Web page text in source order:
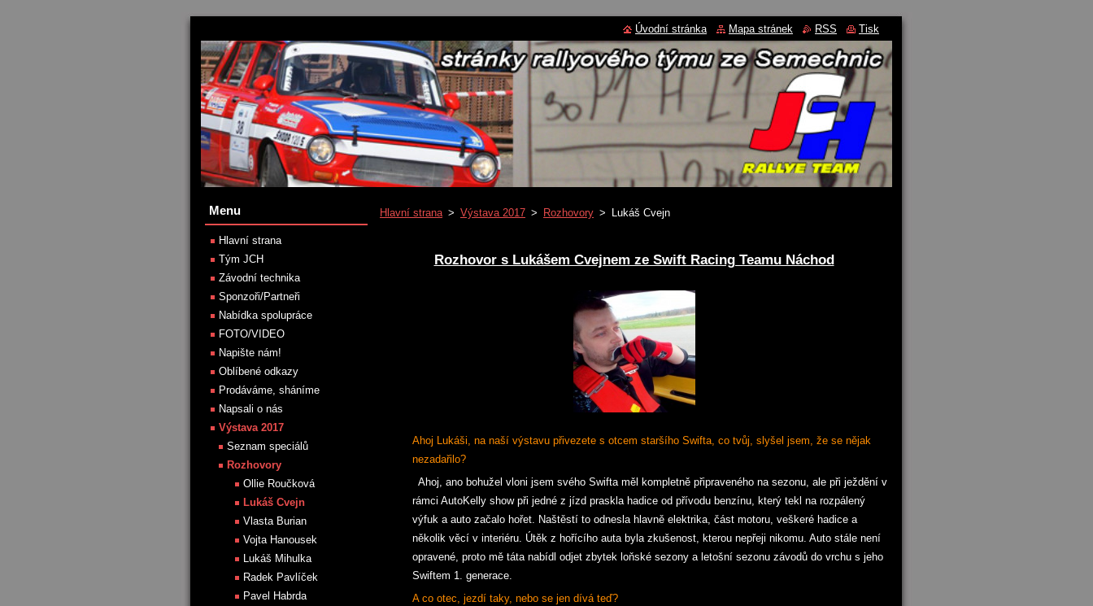
Hlavní strana > Výstava 2017 > Rozhovory > Lukáš Cvejn
Rozhovor s Lukášem Cvejnem ze Swift Racing Teamu Náchod
Ahoj Lukáši, na naší výstavu přivezete s otcem staršího Swifta, co tvůj, slyšel jsem, že se nějak
nezadařilo?
Ahoj, ano bohužel vloni jsem svého Swifta měl kompletně připraveného na sezonu, ale při ježdění v
rámci AutoKelly show při jedné z jízd praskla hadice od přívodu benzínu, který tekl na rozpálený
výfuk a auto začalo hořet. Naštěstí to odnesla hlavně elektrika, část motoru, veškeré hadice a
několik věcí v interiéru. Útěk z hořícího auta byla zkušenost, kterou nepřeji nikomu. Auto stále není
opravené, proto mě táta nabídl odjet zbytek loňské sezony a letošní sezonu závodů do vrchu s jeho
Swiftem 1. generace.
A co otec, jezdí taky, nebo se jen dívá teď?
Menu
Hlavní strana
Tým JCH
Závodní technika
Sponzoři/Partneři
Nabídka spolupráce
FOTO/VIDEO
Napište nám!
Oblíbené odkazy
Prodáváme, sháníme
Napsali o nás
Výstava 2017
Seznam speciálů
Rozhovory
Ollie Roučková
Lukáš Cvejn
Vlasta Burian
Vojta Hanousek
Lukáš Mihulka
Radek Pavlíček
Pavel Habrda
Úvodní stránka Mapa stránek RSS Tisk